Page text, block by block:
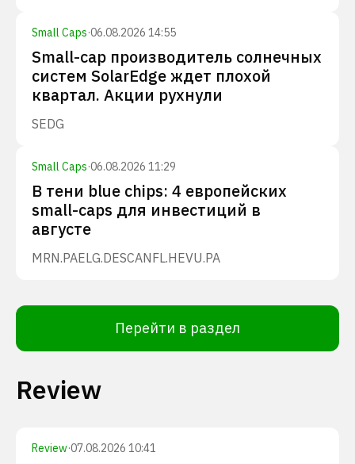
Small Caps·06.08.2026 14:55
Small-cap производитель солнечных
систем SolarEdge ждет плохой
квартал. Акции рухнули
SEDG
Small Caps·06.08.2026 11:29
В тени blue chips: 4 европейских
small-caps для инвестиций в
августе
MRN.PAELG.DESCANFL.HEVU.PA
Перейти в раздел
Review
Review·07.08.2026 10:41